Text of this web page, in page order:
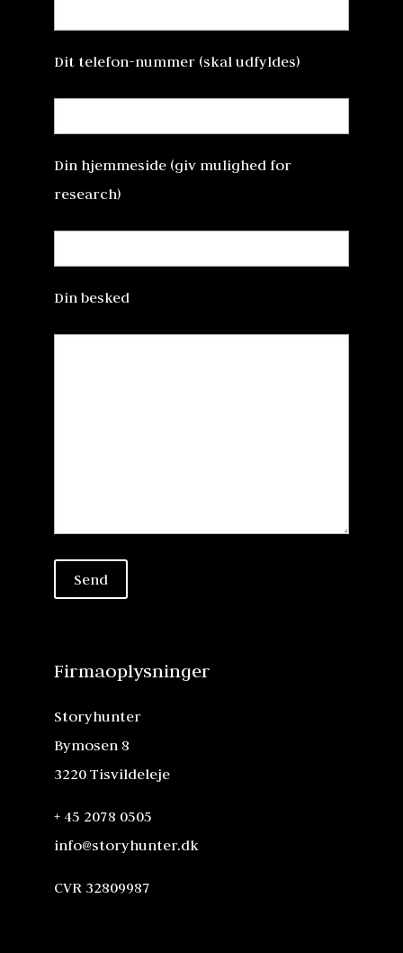
Dit telefon-nummer (skal udfyldes)
Din hjemmeside (giv mulighed for
research)
Din besked
Firmaoplysninger
Storyhunter
Bymosen 8
3220 Tisvildeleje
+ 45 2078 0505
info@storyhunter.dk
CVR 32809987